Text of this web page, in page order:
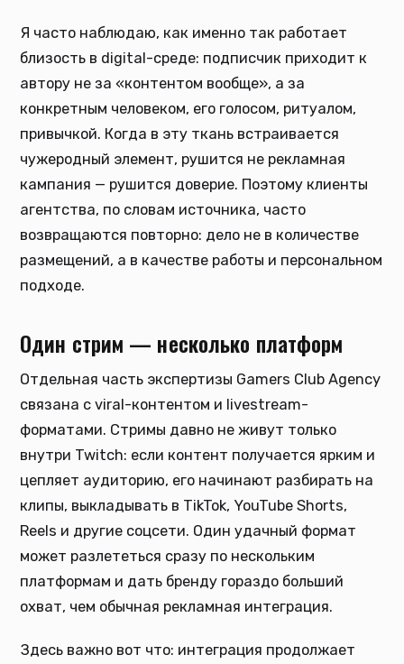
Я часто наблюдаю, как именно так работает
близость в digital-среде: подписчик приходит к
автору не за «контентом вообще», а за
конкретным человеком, его голосом, ритуалом,
привычкой. Когда в эту ткань встраивается
чужеродный элемент, рушится не рекламная
кампания — рушится доверие. Поэтому клиенты
агентства, по словам источника, часто
возвращаются повторно: дело не в количестве
размещений, а в качестве работы и персональном
подходе.
Один стрим — несколько платформ
Отдельная часть экспертизы Gamers Club Agency
связана с viral-контентом и livestream-
форматами. Стримы давно не живут только
внутри Twitch: если контент получается ярким и
цепляет аудиторию, его начинают разбирать на
клипы, выкладывать в TikTok, YouTube Shorts,
Reels и другие соцсети. Один удачный формат
может разлететься сразу по нескольким
платформам и дать бренду гораздо больший
охват, чем обычная рекламная интеграция.
Здесь важно вот что: интеграция продолжает